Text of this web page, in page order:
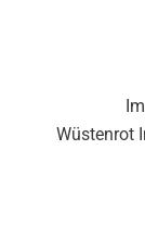
Wüstenrot